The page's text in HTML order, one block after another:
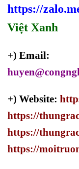
https://
Việt Xanh
+) Email:
+) Website:
https://
https://
https://